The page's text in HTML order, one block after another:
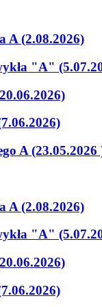
A (2.08.2026)
"A"
A (23.05.2026
A (2.08.2026)
"A"